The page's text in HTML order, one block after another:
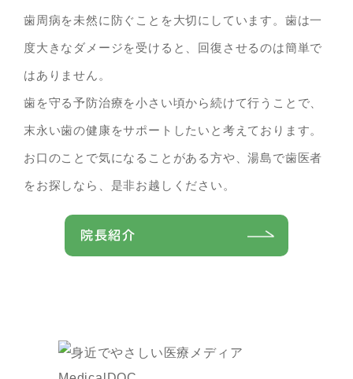
歯周病を未然に防ぐことを大切にしています。歯は一
度大きなダメージを受けると、回復させるのは簡単で
はありません。
歯を守る予防治療を小さい頃から続けて行うことで、
末永い歯の健康をサポートしたいと考えております。
お口のことで気になることがある方や、湯島で歯医者
をお探しなら、是非お越しください。
院長紹介